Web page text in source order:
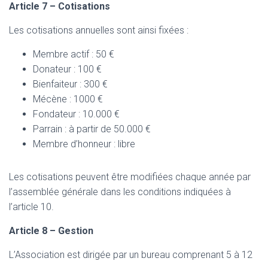
Article 7 – Cotisations
Les cotisations annuelles sont ainsi fixées :
Membre actif : 50 €
Donateur : 100 €
Bienfaiteur : 300 €
Mécène : 1000 €
Fondateur : 10.000 €
Parrain : à partir de 50.000 €
Membre d’honneur : libre
Les cotisations peuvent être modifiées chaque année par
l’assemblée générale dans les conditions indiquées à
l’article 10.
Article 8 – Gestion
L’Association est dirigée par un bureau comprenant 5 à 12